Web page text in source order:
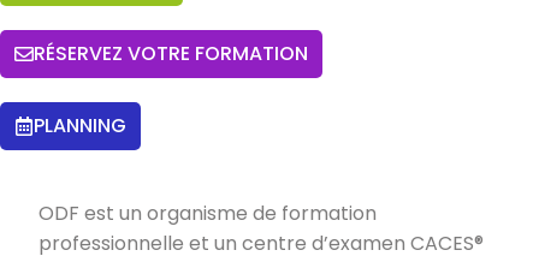
RÉSERVEZ VOTRE FORMATION
PLANNING
ODF est un organisme de formation
professionnelle et un centre d’examen CACES®